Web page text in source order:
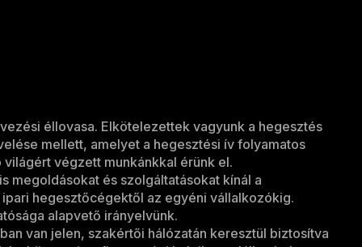
éllovasa. Elkötelezettek vagyunk a hegesztés
mellett, amelyet a hegesztési ív folyamatos
végzett munkánkkal érünk el.
megoldásokat és szolgáltatásokat kínál a
hegesztőcégektől az egyéni vállalkozókig.
alapvető irányelvünk.
van jelen, szakértői hálózatán keresztül biztosítva